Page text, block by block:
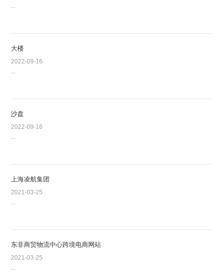
大楼
2022-09-16
沙盘
2022-09-16
上海凌航集团
2021-03-25
东非商贸物流中心跨境电商网站
2021-03-25